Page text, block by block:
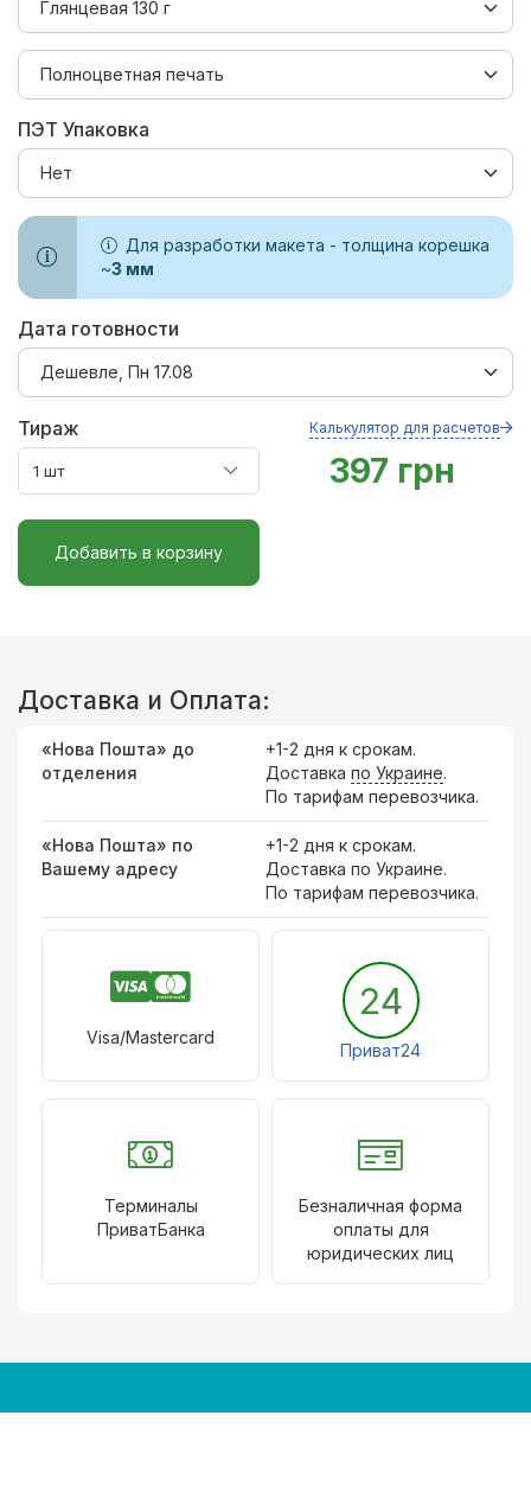
ПЭТ Упаковка
Для разработки макета - толщина корешка
~3 мм
Дата готовности
Тираж Калькулятор для расчетов
397 грн
Добавить в корзину
Доставка и Оплата:
«Нова Пошта» до
отделения
+1-2 дня к срокам.
Доставка по Украине.
По тарифам перевозчика.
«Нова Пошта» по
Вашему адресу
+1-2 дня к срокам.
Доставка по Украине.
По тарифам перевозчика.
Visa/Mastercard
24
Приват24
Терминалы
ПриватБанка
Безналичная форма
оплаты для
юридических лиц